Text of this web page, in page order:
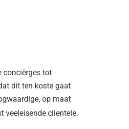
conciërges tot
dit ten koste gaat
op maat
veeleisende clientele.